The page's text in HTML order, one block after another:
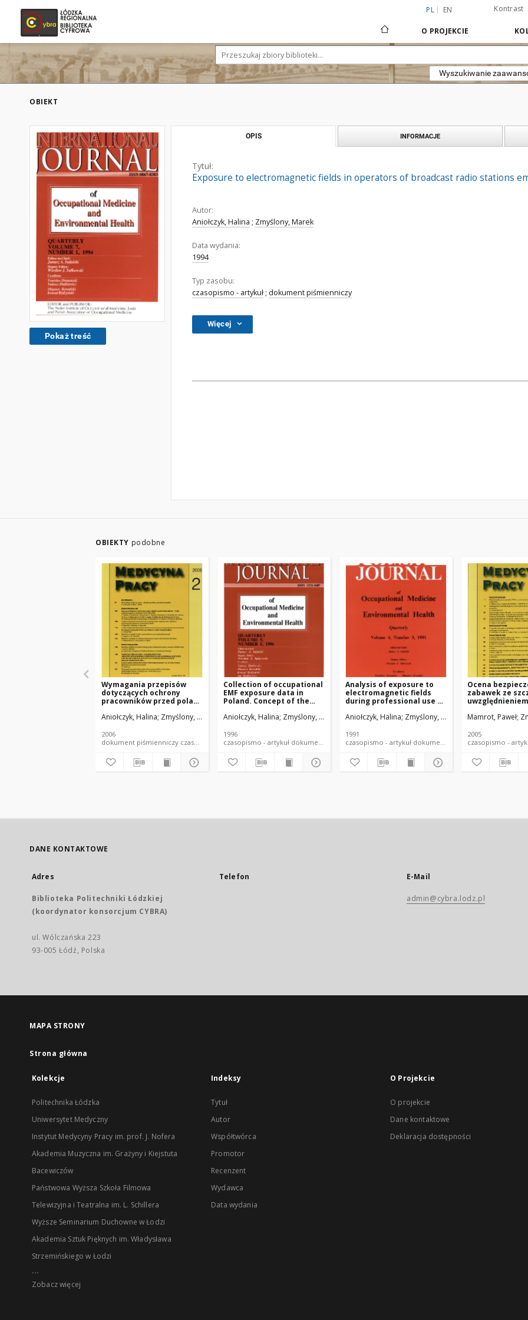
PL EN Kontrast
O PROJEKCIE
Wyszukiwanie
OBIEKT
Pokaż treść
OPIS INFORMACJE
Tytuł:
Exposure to electromagnetic fields in operators of broadcast radio stations
Autor:
Aniołczyk, Halina ; Zmyślony, Marek
Data wydania:
1994
Typ zasobu:
czasopismo - artykuł ; dokument piśmienniczy
Więcej
OBIEKTY podobne
Wymagania przepisów
dotyczących ochrony
pracowników przed polami
występującymi w
Aniołczyk, Halina Zmyślony, Marek
2006
dokument piśmienniczy czasopismo - artykuł
Collection of occupational
EMF exposure data in
Poland. Concept of the
Aniołczyk, Halina Zmyślony, Marek
1996
czasopismo - artykuł dokument piśmienniczy
Analysis of exposure to
electromagnetic fields
during professional use of
Aniołczyk, Halina Zmyślony, Marek
1991
czasopismo - artykuł dokument piśmienniczy
Ocena
zabawek ze
uwzględnieniem
przepisów-
wstępne
Mamrot, Paweł
2005
DANE KONTAKTOWE
Adres
Biblioteka Politechniki Łódzkiej
(koordynator konsorcjum CYBRA)
ul. Wólczańska 223
93-005 Łódź, Polska
Telefon E-Mail
admin@cybra.lodz.pl
MAPA STRONY
Strona główna
Kolekcje
Politechnika Łódzka
Uniwersytet Medyczny
Instytut Medycyny Pracy im. prof. J. Nofera
Akademia Muzyczna im. Grażyny i Kiejstuta
Bacewiczów
Państwowa Wyższa Szkoła Filmowa
Telewizyjna i Teatralna im. L. Schillera
Wyższe Seminarium Duchowne w Łodzi
Akademia Sztuk Pięknych im. Władysława
Strzemińskiego w Łodzi
...
Zobacz więcej
Indeksy
Tytuł
Autor
Współtwórca
Promotor
Recenzent
Wydawca
Data wydania
O Projekcie
O projekcie
Dane kontaktowe
Deklaracja dostępności